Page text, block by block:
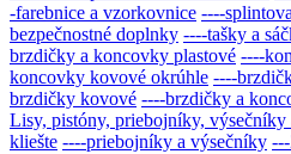
-farebnice a vzorkovnice ----
bezpečnostné doplnky ----tašky a
brzdičky a koncovky plastové ----
koncovky kovové okrúhle ----
brzdičky kovové ----brzdičky a
Lisy, pistóny, priebojníky, výsečníky
kliešte ----priebojníky a výsečníky